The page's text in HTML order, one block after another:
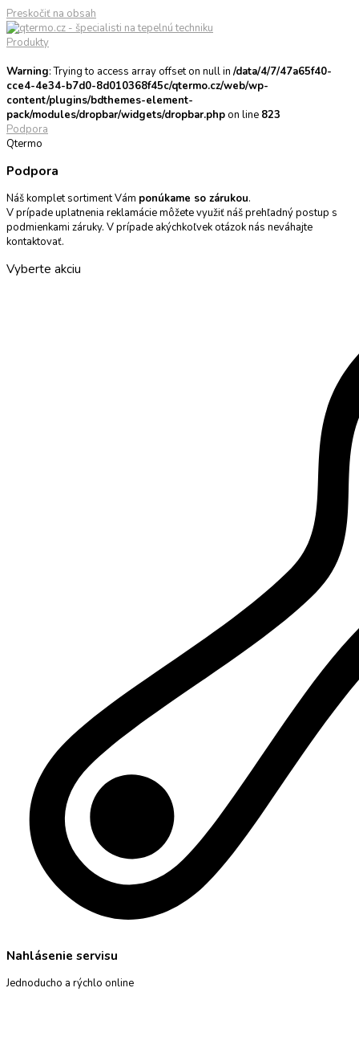
Preskočiť na obsah
Produkty
Warning: Trying to access array offset on null in /data/4/7/47a65f40-
cce4-4e34-b7d0-8d010368f45c/qtermo.cz/web/wp-
content/plugins/bdthemes-element-
pack/modules/dropbar/widgets/dropbar.phpon line 823
Podpora
Qtermo
Podpora
Náš komplet sortiment Vám ponúkame so zárukou.
V prípade uplatnenia reklamácie môžete využiť náš prehľadný postup s
podmienkami záruky. V prípade akýchkoľvek otázok nás neváhajte
kontaktovať.
Vyberte akciu
Nahlásenie servisu
Jednoducho a rýchlo online